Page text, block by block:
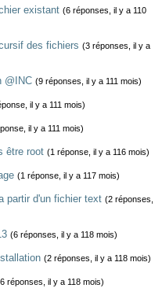
existant (6 réponses, il y a 110
des fichiers (3 réponses, il y a
@INC (9 réponses, il y a 111 mois)
il y a 111 mois)
il y a 111 mois)
être root (1 réponse, il y a 116 mois)
(1 réponse, il y a 117 mois)
partir d'un fichier text (2 réponses,
(6 réponses, il y a 118 mois)
(2 réponses, il y a 118 mois)
réponses, il y a 118 mois)